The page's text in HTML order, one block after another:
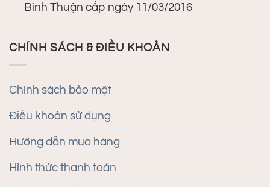
Bình Thuận cấp ngày 11/03/2016
CHÍNH SÁCH & ĐIỀU KHOẢN
Chính sách bảo mật
Điều khoản sử dụng
Hướng dẫn mua hàng
Hình thức thanh toán